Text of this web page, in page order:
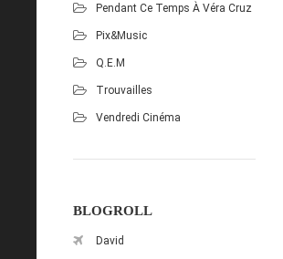
Pendant Ce Temps À Véra Cruz
Pix&Music
Q.E.M
Trouvailles
Vendredi Cinéma
BLOGROLL
David